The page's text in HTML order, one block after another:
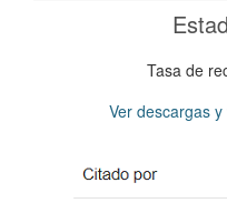
Tasa de
Ver descargas